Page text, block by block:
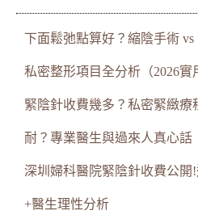
下面鬆弛點算好？縮陰手術 vs
私密整形項目全分析（2026實
緊陰針收費幾多？私密緊緻
耐？專業醫生與過來人真心話
深圳婦科醫院緊陰針收費公開
+醫生理性分析